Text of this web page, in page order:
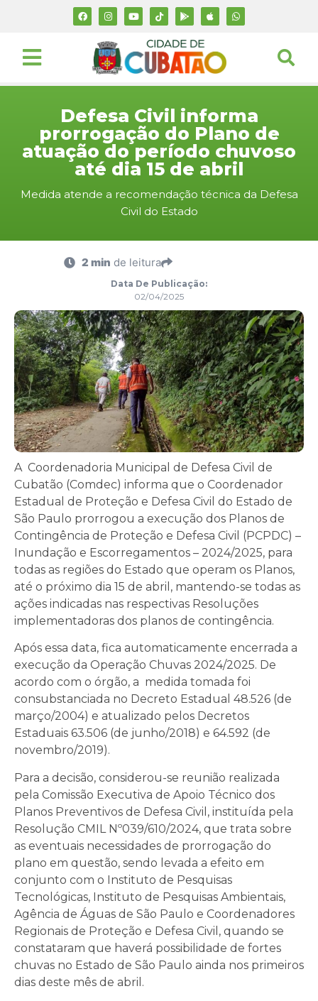
Defesa Civil informa
prorrogação do Plano de
atuação do período chuvoso
até dia 15 de abril
Medida atende a recomendação técnica da Defesa
Civil do Estado
2 min de leitura
Data De Publicação:
02/04/2025
A Coordenadoria Municipal de Defesa Civil de
Cubatão (Comdec) informa que o Coordenador
Estadual de Proteção e Defesa Civil do Estado de
São Paulo prorrogou a execução dos Planos de
Contingência de Proteção e Defesa Civil (PCPDC) –
Inundação e Escorregamentos – 2024/2025, para
todas as regiões do Estado que operam os Planos,
até o próximo dia 15 de abril, mantendo-se todas as
ações indicadas nas respectivas Resoluções
implementadoras dos planos de contingência.
Após essa data, fica automaticamente encerrada a
execução da Operação Chuvas 2024/2025. De
acordo com o órgão, a medida tomada foi
consubstanciada no Decreto Estadual 48.526 (de
março/2004) e atualizado pelos Decretos
Estaduais 63.506 (de junho/2018) e 64.592 (de
novembro/2019).
Para a decisão, considerou-se reunião realizada
pela Comissão Executiva de Apoio Técnico dos
Planos Preventivos de Defesa Civil, instituída pela
Resolução CMIL Nº039/610/2024, que trata sobre
as eventuais necessidades de prorrogação do
plano em questão, sendo levada a efeito em
conjunto com o Instituto de Pesquisas
Tecnológicas, Instituto de Pesquisas Ambientais,
Agência de Águas de São Paulo e Coordenadores
Regionais de Proteção e Defesa Civil, quando se
constataram que haverá possibilidade de fortes
chuvas no Estado de São Paulo ainda nos primeiros
dias deste mês de abril.